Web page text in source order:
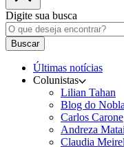
Digite sua busca
Buscar
Últimas notícias
Colunistas
Lilian Tahan
Blog do
Carlos Carone
Andreza
Claudia